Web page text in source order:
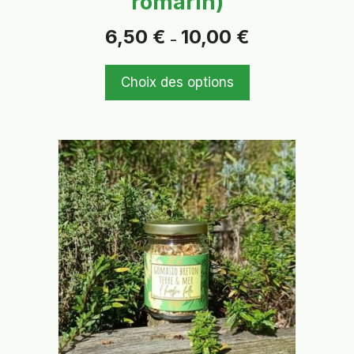
6,50 € – 10,00 €
prix :
Choix des options